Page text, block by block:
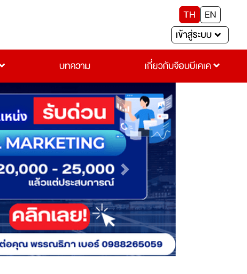
TH
EN
เข้าสู่ระบบ
บทความ เกี่ยวกับจ๊อบบีเคเค
Next